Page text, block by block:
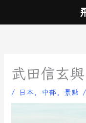
武田信玄
/ 日本, 中部 , 景點